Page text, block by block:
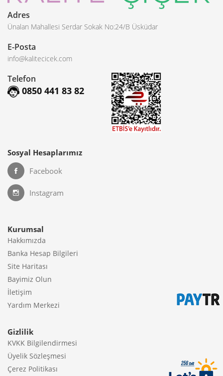
Adres
Ünalan Mahallesi Serdar Sokak No:24/B Üsküdar
E-Posta
info@kalitecicek.com
Telefon
0850 441 83 82
Sosyal Hesaplarımız
Facebook
Instagram
Kurumsal
Hakkımızda
Banka Hesap Bilgileri
Site Haritası
Bayimiz Olun
İletişim
Yardım Merkezi
Gizlilik
KVKK Bilgilendirmesi
Üyelik Sözleşmesi
Çerez Politikası